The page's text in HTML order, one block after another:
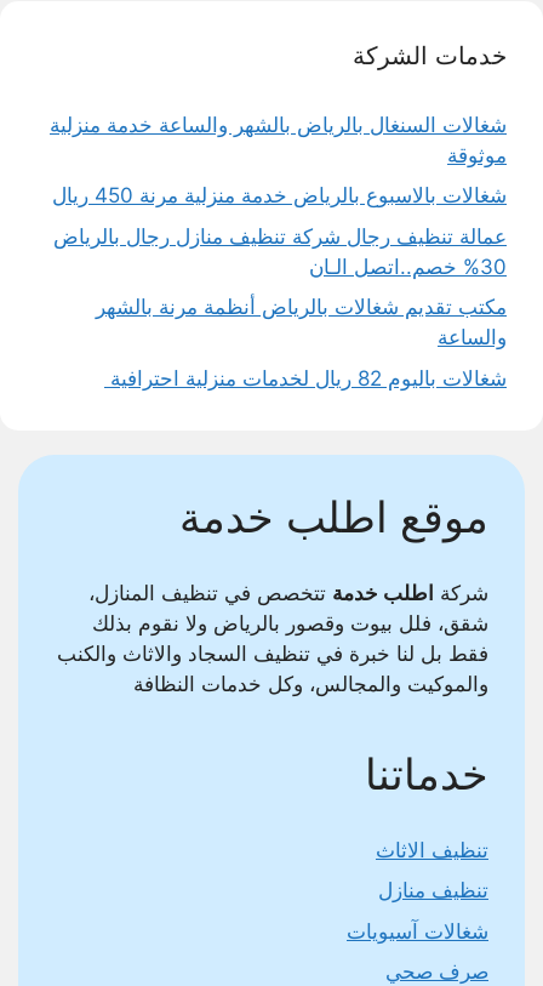
خدمات الشركة
شغالات السنغال بالرياض بالشهر والساعة خدمة منزلية
موثوقة
شغالات بالاسبوع بالرياض خدمة منزلية مرنة 450 ريال
عمالة تنظيف رجال شركة تنظيف منازل رجال بالرياض
30% خصم..اتصل الـان
مكتب تقديم شغالات بالرياض أنظمة مرنة بالشهر
والساعة
شغالات باليوم 82 ريال لخدمات منزلية احترافية
موقع اطلب خدمة
شركة اطلب خدمة تتخصص في تنظيف المنازل،
شقق، فلل بيوت وقصور بالرياض ولا نقوم بذلك
فقط بل لنا خبرة في تنظيف السجاد والاثاث والكنب
والموكيت والمجالس، وكل خدمات النظافة
خدماتنا
تنظيف الاثاث
تنظيف منازل
شغالات آسيويات
صرف صحي